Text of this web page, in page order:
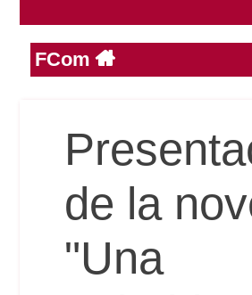
Reservas
Publicidad y RR.PP
Exámenes Grado
FCom
de la
"Una